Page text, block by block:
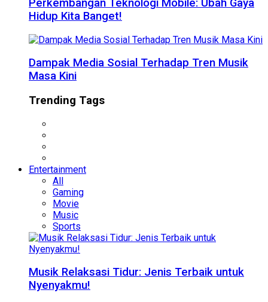
Perkembangan Teknologi Mobile: Ubah Gaya
Hidup Kita Banget!
Dampak Media Sosial Terhadap Tren Musik
Masa Kini
Trending Tags
Entertainment
All
Gaming
Movie
Music
Sports
Musik Relaksasi Tidur: Jenis Terbaik untuk
Nyenyakmu!